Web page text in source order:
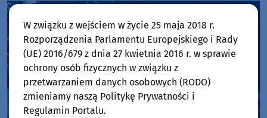
W związku z wejściem w życie 25 maja 2018 r.
Rozporządzenia Parlamentu Europejskiego i Rady
(UE) 2016/679 z dnia 27 kwietnia 2016 r. w sprawie
ochrony osób fizycznych w związku z
przetwarzaniem danych osobowych (RODO)
zmieniamy naszą Politykę Prywatności i
Regulamin Portalu.